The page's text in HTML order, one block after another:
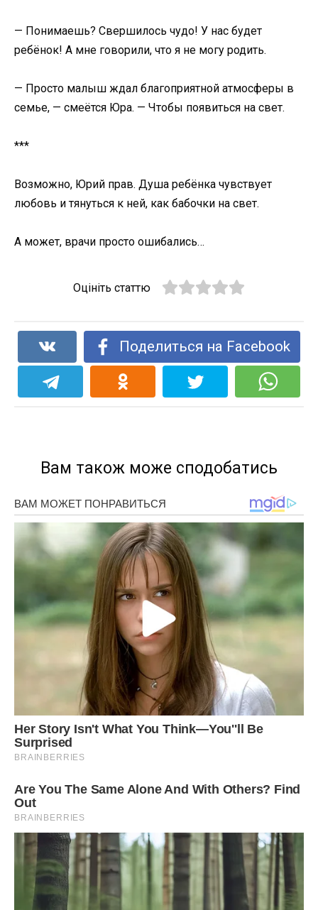
— Понимаешь? Свершилось чудо! У нас будет
ребёнок! А мне говорили, что я не могу родить.
— Просто малыш ждал благоприятной атмосферы в
семье, — смеётся Юра. — Чтобы появиться на свет.
***
Возможно, Юрий прав. Душа ребёнка чувствует
любовь и тянуться к ней, как бабочки на свет.
А может, врачи просто ошибались…
Оцініть статтю
Поделиться на Facebook
Вам також може сподобатись